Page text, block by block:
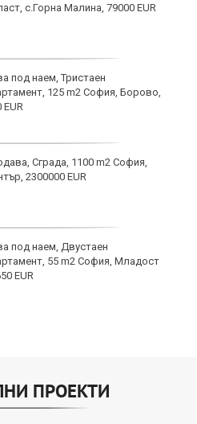
с.Горна Малина, 79000 EUR
под наем, Тристаен
125 m2 София, Борово,
EUR
Сграда, 1100 m2 София,
2300000 EUR
под наем, Двустаен
55 m2 София, Младост
EUR
ПРОЕКТИ